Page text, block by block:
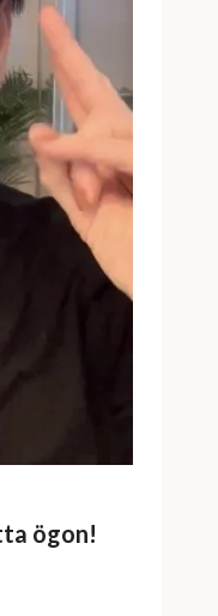
ögon!